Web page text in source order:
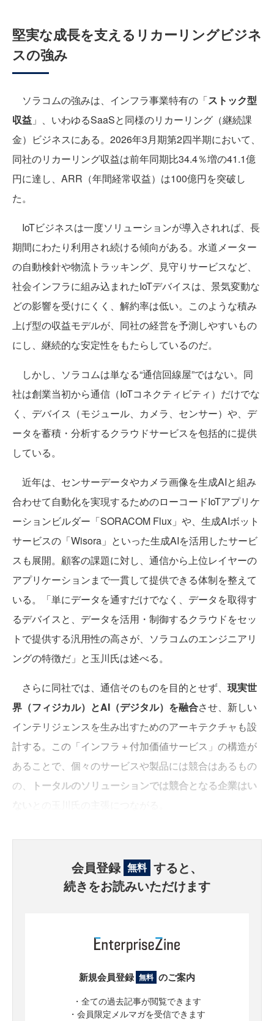
堅実な成長を支えるリカーリングビジネ
スの強み
ソラコムの強みは、インフラ事業特有の「ストック型
収益 」、いわゆるSaaSと同様のリカーリング（継続課
金）ビジネスにある。2026年3月期第2四半期において、
同社のリカーリング収益は前年同期比34.4％増の41.1億
円に達し、ARR（年間経常収益）は100億円を突破し
た。
IoTビジネスは一度ソリューションが導入されれば、長
期間にわたり利用され続ける傾向がある。水道メーター
の自動検針や物流トラッキング、見守りサービスなど、
社会インフラに組み込まれたIoTデバイスは、景気変動な
どの影響を受けにくく、解約率は低い。このような積み
上げ型の収益モデルが、同社の経営を予測しやすいもの
にし、継続的な安定性をもたらしているのだ。
しかし、ソラコムは単なる“通信回線屋”ではない。同
社は創業当初から通信（IoTコネクティビティ）だけでな
く、デバイス（モジュール、カメラ、センサー）や、デ
ータを蓄積・分析するクラウドサービスを包括的に提供
している。
近年は、センサーデータやカメラ画像を生成AIと組み
合わせて自動化を実現するためのローコードIoTアプリケ
ーションビルダー「SORACOM Flux」や、生成AIボット
サービスの「Wisora」といった生成AIを活用したサービ
スも展開。顧客の課題に対し、通信から上位レイヤーの
アプリケーションまで一貫して提供できる体制を整えて
いる。「単にデータを通すだけでなく、データを取得す
るデバイスと、データを活用・制御するクラウドをセッ
トで提供する汎用性の高さが、ソラコムのエンジニアリ
ングの特徴だ」と玉川氏は述べる。
さらに同社では、通信そのものを目的とせず、 現実世
界（フィジカル）とAI（デジタル）を融合させ、新しい
インテリジェンスを生み出すためのアーキテクチャも設
計する。この「インフラ＋付加価値サービス」の構造が
あることで、個々のサービスや製品には競合はあるもの
の、
トータルのソリューションでは競合となる企業はい
会員登録 無料 すると、
続きをお読みいただけます
新規会員登録 無料 のご案内
・全ての過去記事が閲覧できます
・会員限定メルマガを受信できます